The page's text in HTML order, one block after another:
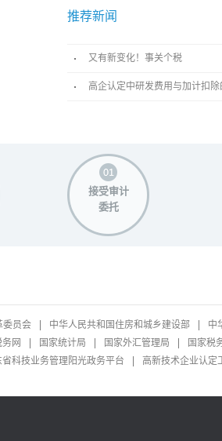
推荐新闻
又有新变化！事关个税
高企认定中研发费用与加计扣
接受审计
委托
委员会 中华人民共和国住房和城乡建设部
中
网 国家统计局 国家外汇管理局
国家税
省科技业务管理阳光政务平台 高新技术企业认定